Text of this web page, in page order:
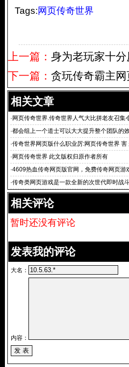
Tags:网页传奇世界
上一篇： 身为老玩家十
下一篇： 贪玩传奇霸主
相关文章
· 网页传奇世界.传奇世界人气大比拼老友召集
·都会组上一个道士可以大大提升整个团队的
·传奇世界网页版什么职业厉:网页传奇世界 害
分享
· 网页传奇世界 此文版权归原作者所有
·4609热血传奇网页版官网，免费传奇网页游
世界_网页传奇游戏
·传奇类网页游戏是一款全新的次世代即时战
相关评论
暂时还没有评论
发表我的评论
大名：
内容：